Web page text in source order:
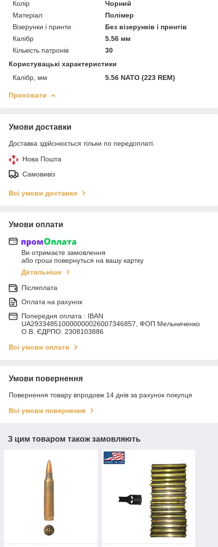
Колір
Чорний
Матеріал
Полімер
Візерунки і принти
Без візерунків і принтів
Калібр
5.56 мм
Кількість патронів
30
Користувацькі характеристики
Калібр, мм
5.56 NATO (223 REM)
Приховати
Умови доставки
Доставка здійснюється тільки по передоплаті.
Нова Пошта
Самовивіз
Всі умови доставки
Умови оплати
Ви отримаєте замовлення
або гроші повернуться на вашу картку
Детальніше
Післяплата
Оплата на рахунок
Попередня оплата : IBAN
UA293348510000000026007346857, ФОП Мельниченко
О.В. ЄДРПО: 2308103886
Всі умови оплати
Умови повернення
Повернення товару впродовж 14 днів за рахунок покупця
Всі умови повернення
З цим товаром також замовляють